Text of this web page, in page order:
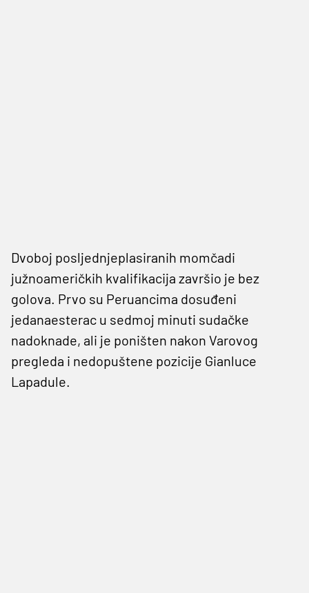
Dvoboj posljednjeplasiranih momčadi
južnoameričkih kvalifikacija završio je bez
golova. Prvo su Peruancima dosuđeni
jedanaesterac u sedmoj minuti sudačke
nadoknade, ali je poništen nakon Varovog
pregleda i nedopuštene pozicije Gianluce
Lapadule.